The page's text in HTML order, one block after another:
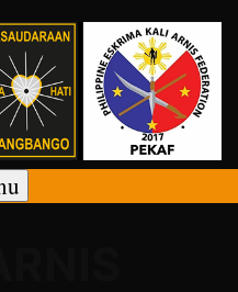
LES PINS 13960